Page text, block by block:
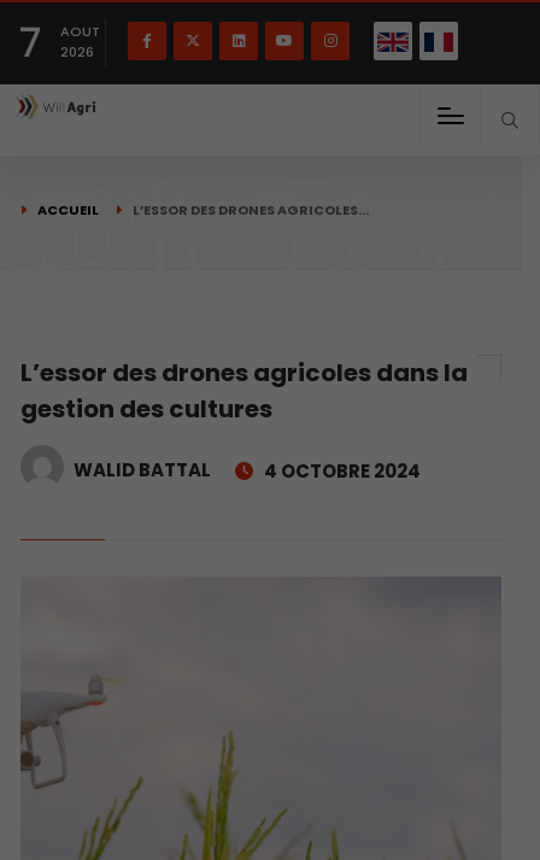
7
AOUT
2026
ACCUEIL L’ESSOR DES DRONES AGRICOLES…
L’essor des drones agricoles dans la
gestion des cultures
WALID BATTAL 4 OCTOBRE 2024
Français English(English)